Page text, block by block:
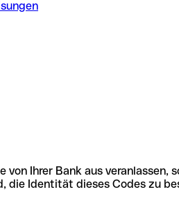
von Ihrer Bank aus
die Identität dieses Codes zu